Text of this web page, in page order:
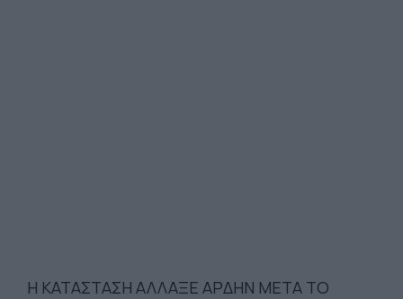
Η ΚΑΤΑΣΤΑΣΗ ΑΛΛΑΞΕ ΑΡΔΗΝ ΜΕΤΑ ΤΟ